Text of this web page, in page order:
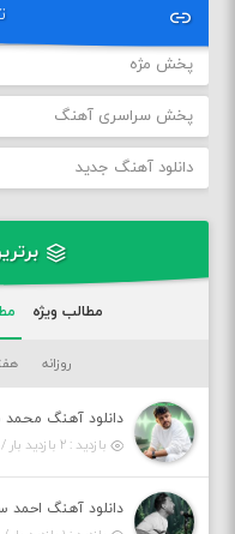
پخش مژه
پخش سراسری آهنگ
دانلود آهنگ جدید
مطالب ویژه
روزانه
بازدید : ۲ بازدید بار /